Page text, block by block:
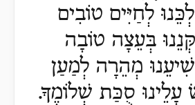
לְחַיִּים טוֹבִים
בְּעֵצָה טוֹבָה
מְהֵרָה לְמַעַן
עָלֵינוּ סֻכַּת שְׁלוֹמֶךָ.